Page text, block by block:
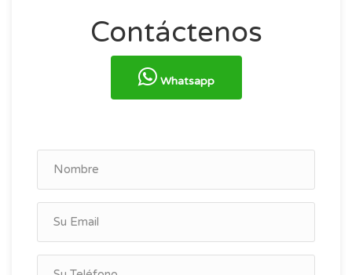
Contáctenos
Whatsapp